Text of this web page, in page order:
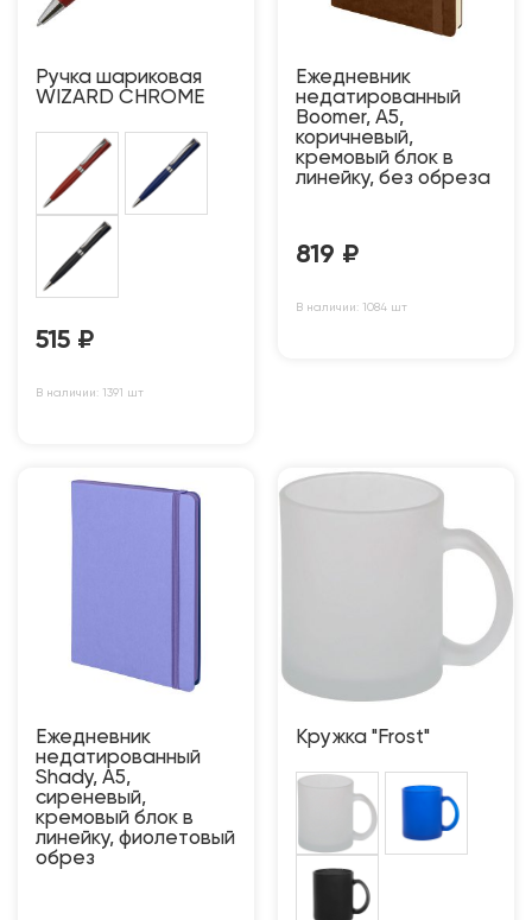
Ручка шариковая
WIZARD CHROME
515 ₽
В наличии: 1391 шт
Ежедневник
недатированный
Boomer, А5,
коричневый,
кремовый блок в
линейку, без обреза
819 ₽
В наличии: 1084 шт
Ежедневник
недатированный
Shady, А5,
сиреневый,
кремовый блок в
линейку, фиолетовый
обрез
Кружка "Frost"